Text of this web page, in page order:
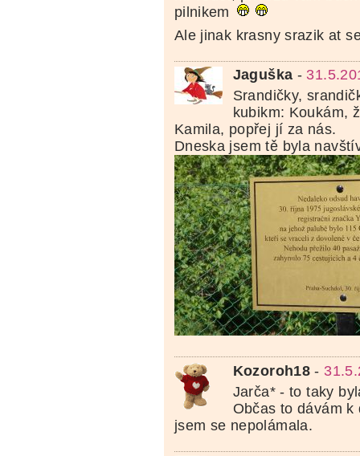
pilnikem
Ale jinak krasny srazik at
Jaguška -
Srandičky,
kubikm: Koukám,
Kamila, popřej jí za nás.
Dneska jsem tě byla
Kozoroh18 -
Jarča* - to taky
Občas to dávám
jsem se nepolámala.